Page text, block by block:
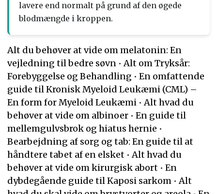
lavere end normalt på grund af den øgede
blodmængde i kroppen.
Alt du behøver at vide om melatonin: En
vejledning til bedre søvn •Alt om Tryksår:
Forebyggelse og Behandling • En omfattende
guide til Kronisk Myeloid Leukæmi (CML) –
En form for Myeloid Leukæmi •Alt hvad du
behøver at vide om albinoer • En guide til
mellemgulvsbrok og hiatus hernie •
Bearbejdning af sorg og tab: En guide til at
håndtere tabet af en elsket •Alt hvad du
behøver at vide om kirurgisk abort • En
dybdegående guide til Kaposi sarkom •Alt